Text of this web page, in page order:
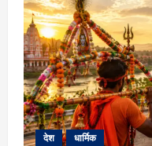
देश धार्मिक